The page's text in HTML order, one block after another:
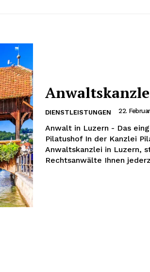
DIENSTLEISTUNGEN 22.
Anwalt in Luzern - Das
Pilatushof In der Kanzlei
Anwaltskanzlei in Luzern,
Rechtsanwälte Ihnen